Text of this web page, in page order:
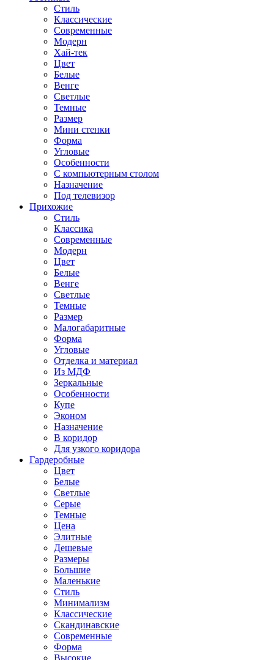
Стиль
Классические
Современные
Модерн
Хай-тек
Цвет
Белые
Венге
Светлые
Темные
Размер
Мини стенки
Форма
Угловые
Особенности
С компьютерным столом
Назначение
Под телевизор
Прихожие
Стиль
Классика
Современные
Модерн
Цвет
Белые
Венге
Светлые
Темные
Размер
Малогабаритные
Форма
Угловые
Отделка и материал
Из МДФ
Зеркальные
Особенности
Купе
Эконом
Назначение
В коридор
Для узкого коридора
Гардеробные
Цвет
Белые
Светлые
Серые
Темные
Цена
Элитные
Дешевые
Размеры
Большие
Маленькие
Стиль
Минимализм
Классические
Скандинавские
Современные
Форма
Высокие